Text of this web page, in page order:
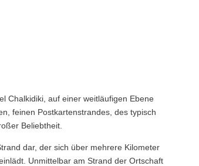
Chalkidiki, auf einer weitläufigen Ebene
feinen Postkartenstrandes, des typisch
Beliebtheit.
dar, der sich über mehrere Kilometer
Unmittelbar am Strand der Ortschaft